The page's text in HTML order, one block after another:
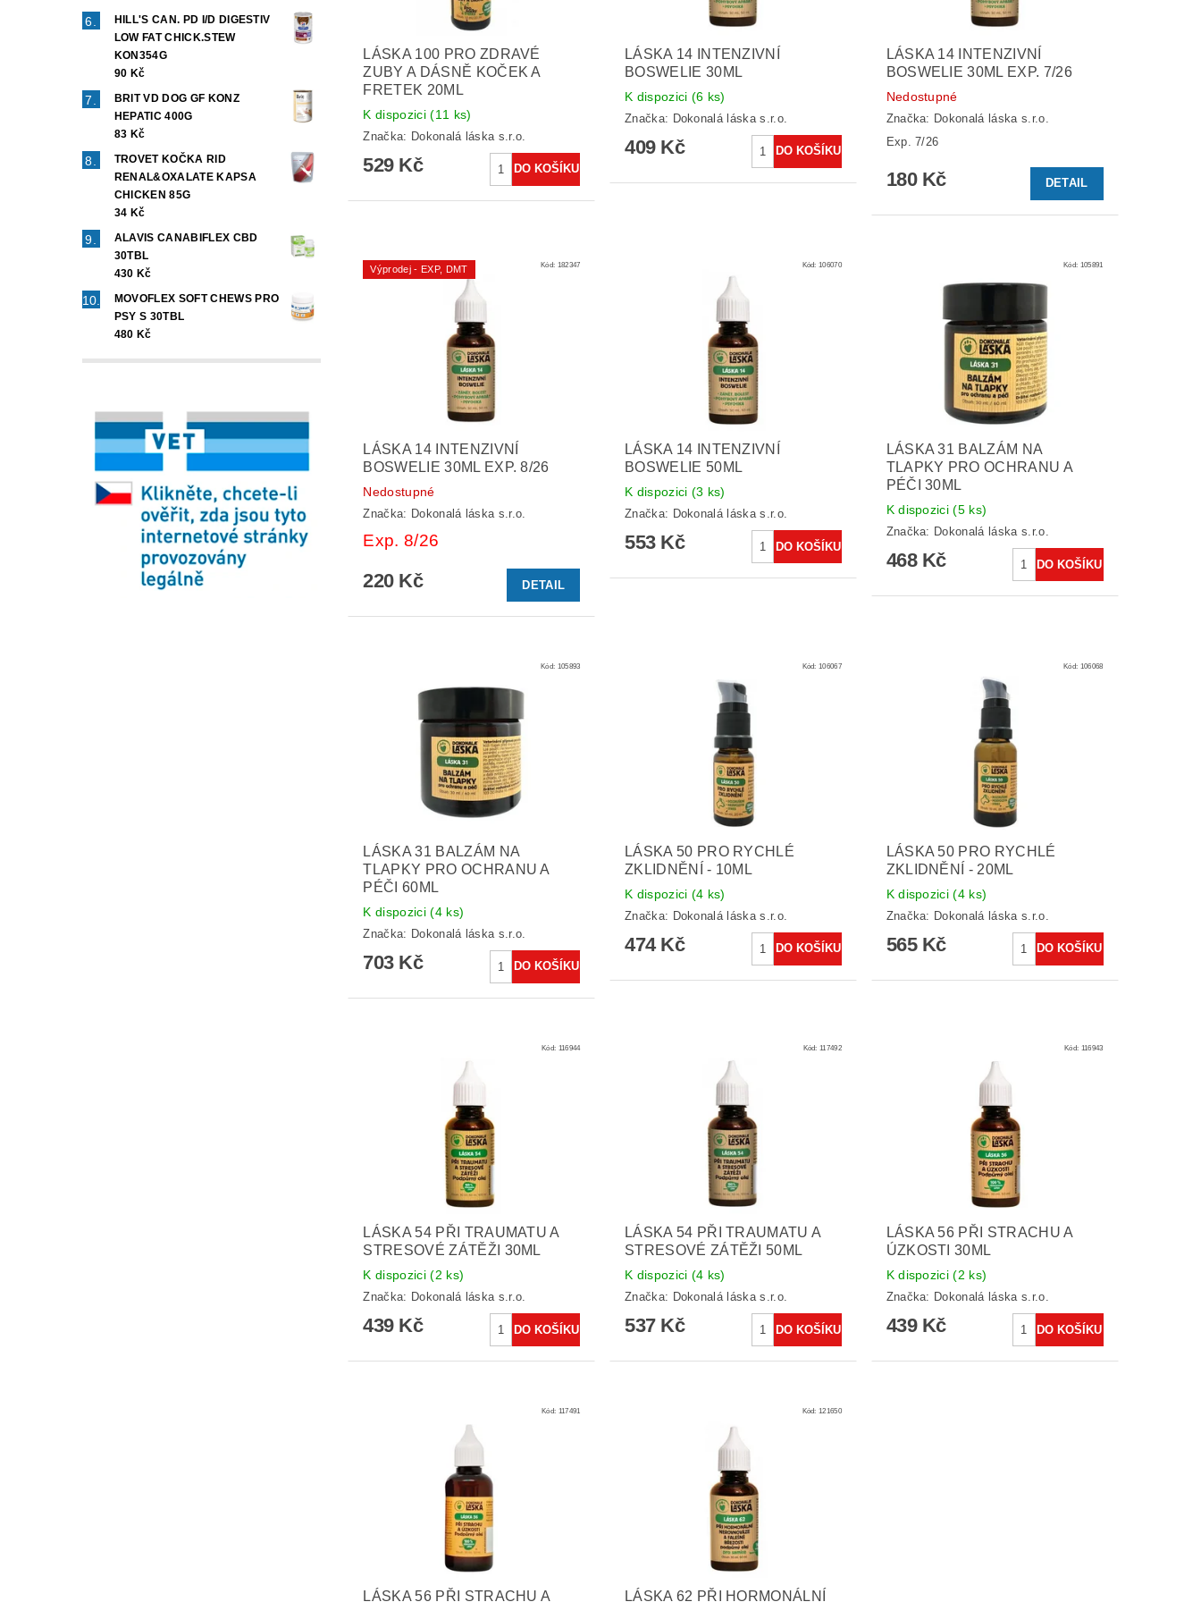
HILL'S CAN. PD I/D DIGESTIV
LOW FAT CHICK.STEW
KON354G
90 Kč
BRIT VD DOG GF KONZ
HEPATIC 400G
83 Kč
TROVET KOČKA RID
RENAL&OXALATE KAPSA
CHICKEN 85G
34 Kč
ALAVIS CANABIFLEX CBD
30TBL
430 Kč
MOVOFLEX SOFT CHEWS PRO
PSY S 30TBL
480 Kč
LÁSKA 100 PRO ZDRAVÉ
ZUBY A DÁSNĚ KOČEK A
FRETEK 20ML
K dispozici(11 ks)
Značka: Dokonalá láska s.r.o.
529 Kč
LÁSKA 14 INTENZIVNÍ
BOSWELIE 30ML
K dispozici (6 ks)
Značka: Dokonalá láska s.r.o.
409 Kč
LÁSKA 14 INTENZIVNÍ
BOSWELIE 30ML EXP. 7/26
Nedostupné
Značka: Dokonalá láska s.r.o.
Exp. 7/26
180 Kč DETAIL
Výprodej - EXP, DMT Kód: 182347
LÁSKA 14 INTENZIVNÍ
BOSWELIE 30ML EXP. 8/26
Nedostupné
Značka: Dokonalá láska s.r.o.
Exp. 8/26
220 Kč DETAIL
Kód:106070
LÁSKA 14 INTENZIVNÍ
BOSWELIE 50ML
K dispozici (3 ks)
Značka: Dokonalá láska s.r.o.
553 Kč
Kód: 105891
LÁSKA 31 BALZÁM NA
TLAPKY PRO OCHRANU A
PÉČI 30ML
K dispozici(5 ks)
Značka: Dokonalá láska s.r.o.
468 Kč
Kód: 105893
LÁSKA 31 BALZÁM NA
TLAPKY PRO OCHRANU A
PÉČI 60ML
K dispozici(4 ks)
Značka: Dokonalá láska s.r.o.
703 Kč
Kód:106067
LÁSKA 50 PRO RYCHLÉ
ZKLIDNĚNÍ - 10ML
K dispozici (4 ks)
Značka: Dokonalá láska s.r.o.
474 Kč
Kód: 106068
LÁSKA 50 PRO RYCHLÉ
ZKLIDNĚNÍ - 20ML
K dispozici(4 ks)
Značka: Dokonalá láska s.r.o.
565 Kč
Kód: 116944
LÁSKA 54 PŘI TRAUMATU A
STRESOVÉ ZÁTĚŽI 30ML
K dispozici(2 ks)
Značka: Dokonalá láska s.r.o.
439 Kč
Kód:117492
LÁSKA 54 PŘI TRAUMATU A
STRESOVÉ ZÁTĚŽI 50ML
K dispozici (4 ks)
Značka: Dokonalá láska s.r.o.
537 Kč
Kód: 116943
LÁSKA 56 PŘI STRACHU A
ÚZKOSTI 30ML
K dispozici(2 ks)
Značka: Dokonalá láska s.r.o.
439 Kč
Kód: 117491
LÁSKA 56 PŘI STRACHU A
Kód:121650
LÁSKA 62 PŘI HORMONÁLNÍ